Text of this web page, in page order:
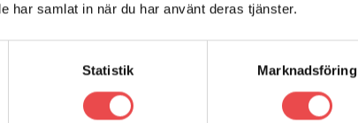
har samlat in när du har använt deras tjänster.
Statistik Marknadsföring